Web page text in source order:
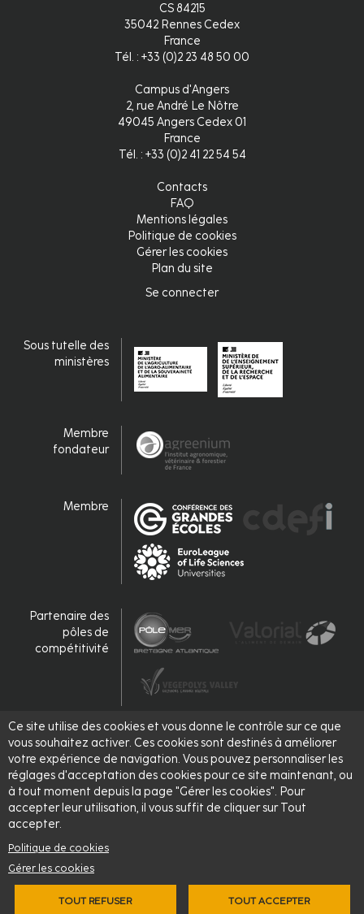
Ce site utilise des cookies et vous donne le contrôle sur ce que
vous souhaitez activer. Ces cookies sont destinés à améliorer
votre expérience de navigation. Vous pouvez personnaliser les
réglages d'acceptation des cookies pour ce site maintenant, ou
à tout moment depuis la page "Gérer les cookies". Pour
accepter leur utilisation, il vous suffit de cliquer sur Tout
accepter.
Politique de cookies
Gérer les cookies
TOUT REFUSER TOUT ACCEPTER
CS 84215
35042 Rennes Cedex
France
Tél. : +33 (0)2 23 48 50 00
Campus d'Angers
2, rue André Le Nôtre
49045 Angers Cedex 01
France
Tél. : +33 (0)2 41 22 54 54
Contacts
FAQ
Mentions légales
Politique de cookies
Gérer les cookies
Plan du site
Se connecter
Sous tutelle des
ministères
Membre
fondateur
Membre
Partenaire des
pôles de
compétitivité
Accrédité,
labellisé
© 2026 - L'Institut Agro Rennes-Angers